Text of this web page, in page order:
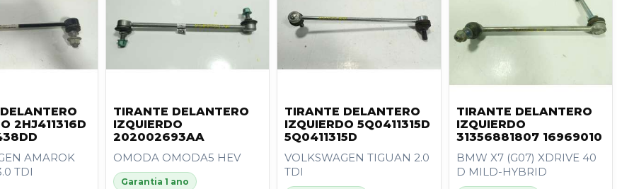
2HJ411316D
AMAROK
TDI
TIRANTE DELANTERO
IZQUIERDO
202002693AA
OMODA OMODA5 HEV
Garantia 1 ano
TIRANTE DELANTERO
IZQUIERDO 5Q0411315D
5Q0411315D
VOLKSWAGEN TIGUAN 2.0
TDI
TIRANTE DELANTERO
IZQUIERDO
31356881807 16969010
BMW X7 (G07) XDRIVE 40
D MILD-HYBRID